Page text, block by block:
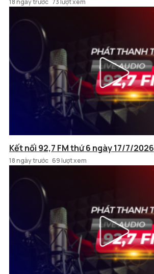
18 ngày trước 73 lượt xem
Kết nối 92,7 FM thứ 6 ngày 17/7/2026
18 ngày trước 69 lượt xem